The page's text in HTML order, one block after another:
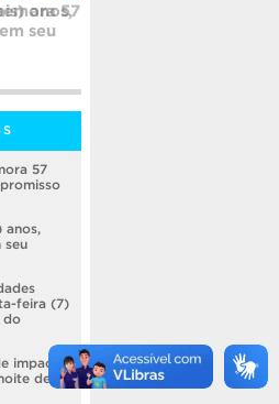
anos,
seu
57
anos,
seu
feira (7)
do
impacto
de